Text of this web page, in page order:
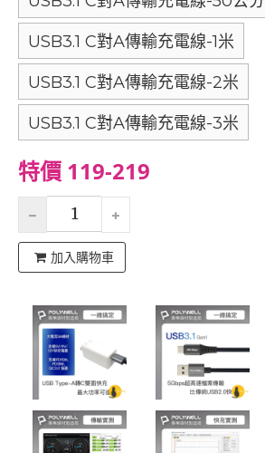
USB3.1 C對A傳輸充電線-1米
USB3.1 C對A傳輸充電線-2米
USB3.1 C對A傳輸充電線-3米
特價 119-219
加入購物車